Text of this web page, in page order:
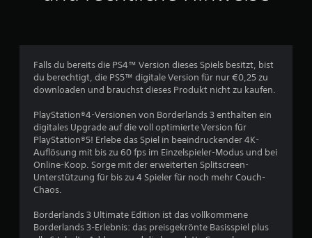
c
h
e
B
e
Falls du bereits die PS4™ Version dieses Spiels besitzt, bist
du berechtigt, die PS5™ digitale Version für nur €0,25 zu
downloaden und brauchst dieses Produkt nicht zu kaufen.
PlayStation®4-Versionen von Borderlands 3 enthalten ein
digitales Upgrade auf die voll optimierte Version für
PlayStation®5! Erlebe das Spiel in beeindruckender 4K-
Auflösung mit bis zu 60 fps im Einzelspieler-Modus und bei
Online-Koop. Sorge mit der erweiterten Splitscreen-
Unterstützung für bis zu 4 Spieler für noch mehr Couch-
Chaos.
Borderlands 3 Ultimate Edition ist das vollkommene
Borderlands 3-Erlebnis: das preisgekrönte Basisspiel plus